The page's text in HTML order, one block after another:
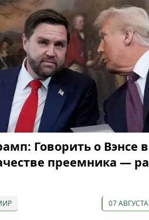
Говорить о Вэнсе в
преемника —
07